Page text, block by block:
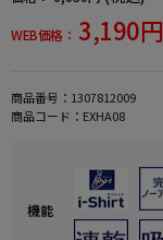
WEB価格： 3,190円
商品番号： 1307812009
商品コード： EXHA08
機能